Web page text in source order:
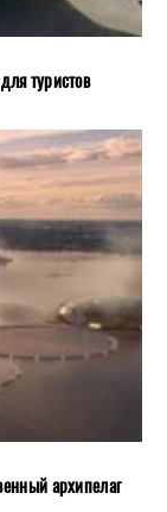
туристов
архипелаг